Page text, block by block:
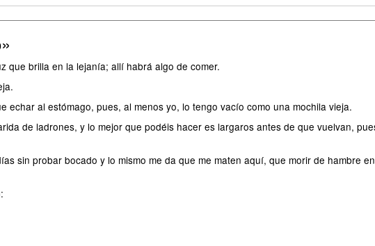
brilla en la lejanía; allí habrá algo de comer.
al estómago, pues, al menos yo, lo tengo vacío como una mochila vieja.
de ladrones, y lo mejor que podéis hacer es largaros antes de que vuelvan,
probar bocado y lo mismo me da que me maten aquí, que morir de hambre